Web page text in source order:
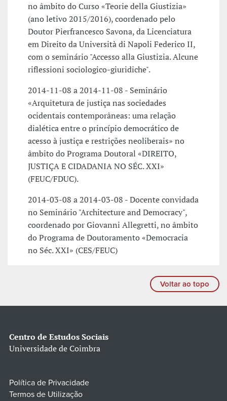
no âmbito do Curso «Teorie della Giustizia»
(ano letivo 2015/2016), coordenado pelo
Doutor Pierfrancesco Savona, da Licenciatura
em Direito da Università di Napoli Federico II,
com o seminário "Accesso alla Giustizia. Alcune
riflessioni sociologico-giuridiche".
2014-11-08 a 2014-11-08 - Seminário
«Arquitetura de justiça nas sociedades
ocidentais contemporâneas: uma relação
dialética entre o princípio democrático de
acesso à justiça e restrições neoliberais» no
âmbito do Programa Doutoral «DIREITO,
JUSTIÇA E CIDADANIA NO SÉC. XXI»
(FEUC/FDUC).
2014-03-08 a 2014-03-08 - Docente convidada
no Seminário "Architecture and Democracy",
coordenado por Giovanni Allegretti, no âmbito
do Programa de Doutoramento «Democracia
no Séc. XXI» (CES/FEUC)
Voltar ao topo
Centro de Estudos Sociais
Universidade de Coimbra
Política de Privacidade
Termos de Utilização